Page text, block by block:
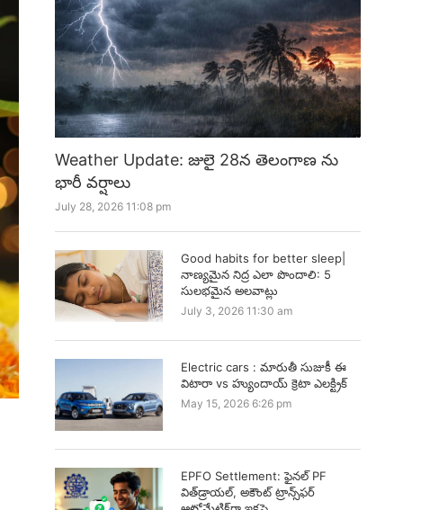
Weather Update: జులై 28న తెలంగాణ ను
భారీ వర్షాలు
July 28, 2026 11:08 pm
Good habits for better sleep|
నాణ్యమైన నిద్ర ఎలా పొందాలి: 5
సులభమైన అలవాట్లు
July 3, 2026 11:30 am
Electric cars : మారుతీ సుజుకీ ఈ
విటారా vs హ్యుందాయ్ క్రెటా ఎలక్ట్రిక్
May 15, 2026 6:26 pm
EPFO Settlement: ఫైనల్ PF
విత్‌డ్రాయల్, అకౌంట్ ట్రాన్స్‌ఫర్